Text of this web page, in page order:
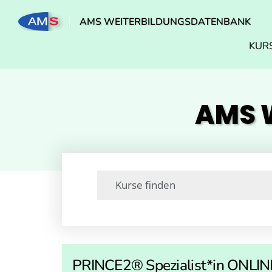
AMS WEITERBILDUNGSDATENBANK
AMS
PRINCE2® Spezialist*in